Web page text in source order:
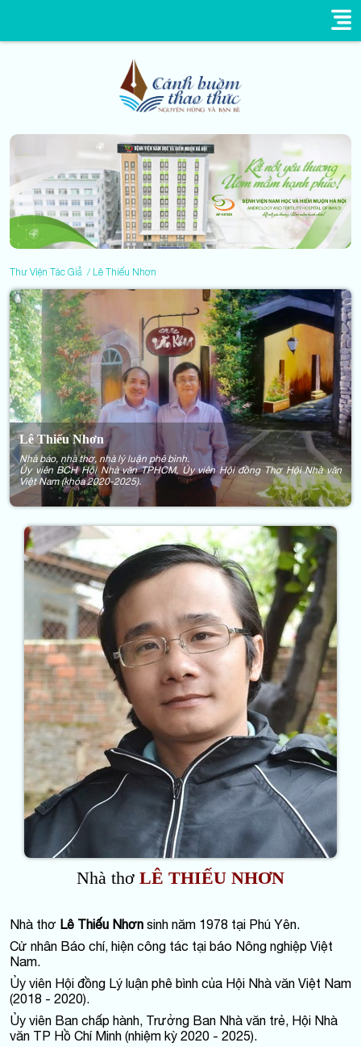
Thư Viện Tác Giả Lê Thiếu Nhơn
Lê Thiếu Nhơn
Nhà báo, nhà thơ, nhà lý luận phê bình.
Ủy viên BCH Hội Nhà văn TPHCM, Ủy viên Hội đồng Thơ Hội Nhà văn
Việt Nam (khóa 2020-2025).
Nhà thơ LÊ THIẾU NHƠN
Nhà thơ Lê Thiếu Nhơn sinh năm 1978 tại Phú Yên.
Cử nhân Báo chí, hiện công tác tại báo Nông nghiệp Việt
Nam.
Ủy viên Hội đồng Lý luận phê bình của Hội Nhà văn Việt Nam
(2018 - 2020).
Ủy viên Ban chấp hành, Trưởng Ban Nhà văn trẻ, Hội Nhà
văn TP Hồ Chí Minh (nhiệm kỳ 2020 - 2025).